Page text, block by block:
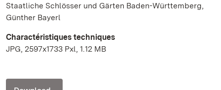
Staatliche Schlösser und Gärten Baden-Württemberg,
Günther Bayerl
Charactéristiques techniques
JPG, 2597x1733 Pxl, 1.12 MB